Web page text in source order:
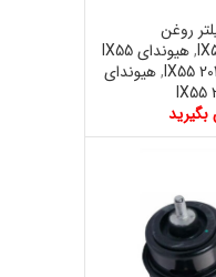
روغن
,
هیوندای IX55
,هیوندای
IX55